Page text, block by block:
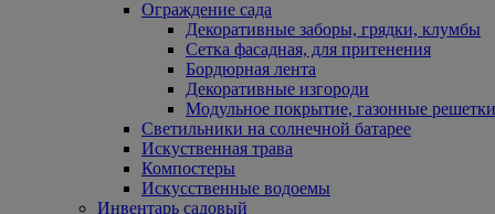
Ограждение сада
Декоративные заборы, грядки, клумбы
Сетка фасадная, для притенения
Бордюрная лента
Декоративные изгороди
Модульное покрытие, газонные
Светильники на солнечной батарее
Искуственная трава
Компостеры
Искусственные водоемы
Инвентарь садовый